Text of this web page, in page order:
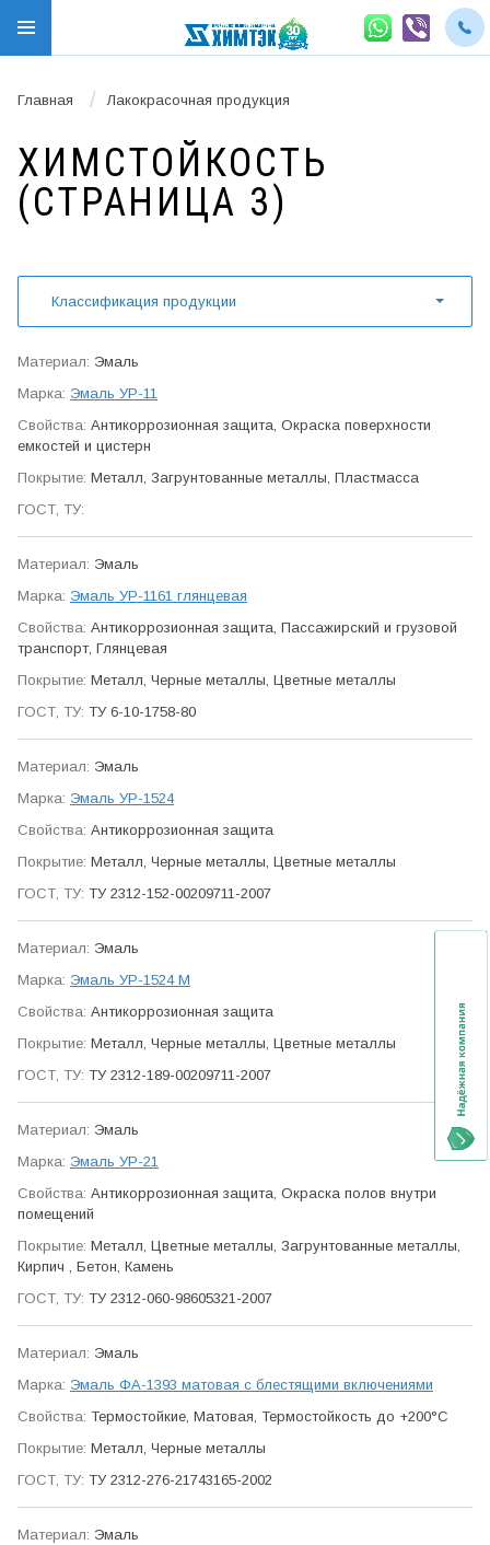
Главная / Лакокрасочная продукция
ХИМ­СТОЙКОСТЬ
(СТРАНИЦА 3)
Классификация продукции
Эмаль
Эмаль УР-11
Антикор­розионная защита, Окраска поверхности
емкостей и цистерн
Металл, Загрунтованные металлы, Пластмасса
Эмаль
Эмаль УР-1161 глянцевая
Антикор­розионная защита, Пасса­жирский и грузовой
транспорт, Глянцевая
Металл, Черные металлы, Цветные металлы
ТУ 6-10-1758-80
Эмаль
Эмаль УР-1524
Антикор­розионная защита
Металл, Черные металлы, Цветные металлы
ТУ 2312-152-00209711-2007
Эмаль
Эмаль УР-1524 М
Антикор­розионная защита
Металл, Черные металлы, Цветные металлы
ТУ 2312-189-00209711-2007
Эмаль
Эмаль УР-21
Антикор­розионная защита, Окраска полов внутри
помещений
Металл, Цветные металлы, Загрунтованные металлы,
Кирпич , Бетон, Камень
ТУ 2312-060-98605321-2007
Эмаль
Эмаль ФА-1393 матовая с блестящими включениями
Термо­стойкие, Матовая, Термо­стойкость до +200°С
Металл, Черные металлы
ТУ 2312-276-21743165-2002
Эмаль